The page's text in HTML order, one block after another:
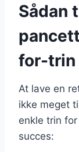
Sådan
for-trin
At lave en
ikke meget
enkle trin
succes: